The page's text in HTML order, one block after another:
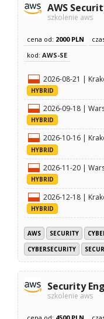
AWS
szkolenie aws
cena od: 2000 PLN
kod:AWS-SE
2026-08-21 |
HYBRID
2026-09-18 |
HYBRID
2026-10-16 |
HYBRID
2026-11-20 |
HYBRID
2026-12-18 |
HYBRID
AWS SECURITY
CYBERSECURITY
Security
szkolenie aws